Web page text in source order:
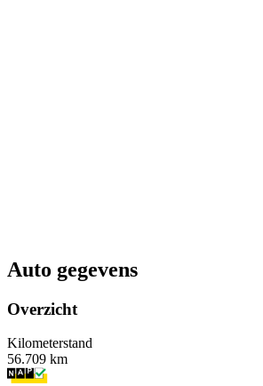
Auto gegevens
Overzicht
Kilometerstand
56.709 km